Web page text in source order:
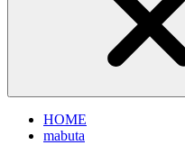
HOME
mabuta